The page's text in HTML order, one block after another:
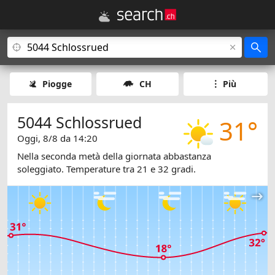
Piogge CH Più
31°
5044 Schlossrued
Oggi, 8/8 da 14:20
Nella seconda metà della giornata abbastanza
soleggiato. Temperature tra 21 e 32 gradi.